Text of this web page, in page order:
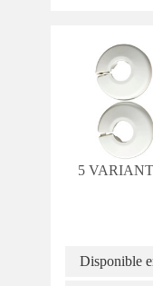
5
Disponible